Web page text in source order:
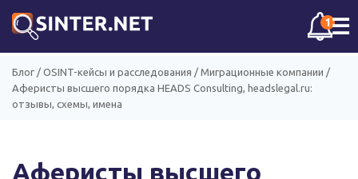
1☰
Блог / OSINT-кейсы и расследования / Миграционные компании /
Аферисты высшего порядка HEADS Consulting, headslegal.ru:
отзывы, схемы, имена
Аферисты высшего